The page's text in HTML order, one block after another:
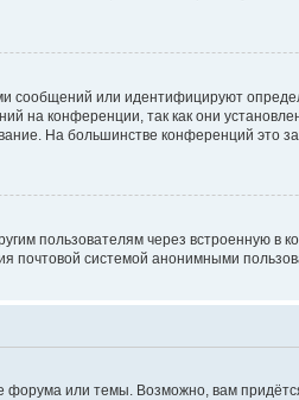
или идентифицируют
на конференции, так как они
На большинстве конференций это
пользователям через встроенную
почтовой системой анонимными
или темы. Возможно, вам